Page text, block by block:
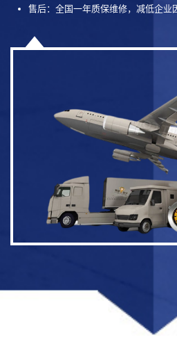
售后：全国一年质保维修，减低企业